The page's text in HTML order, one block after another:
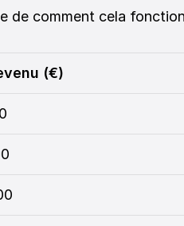
de comment cela
(€)